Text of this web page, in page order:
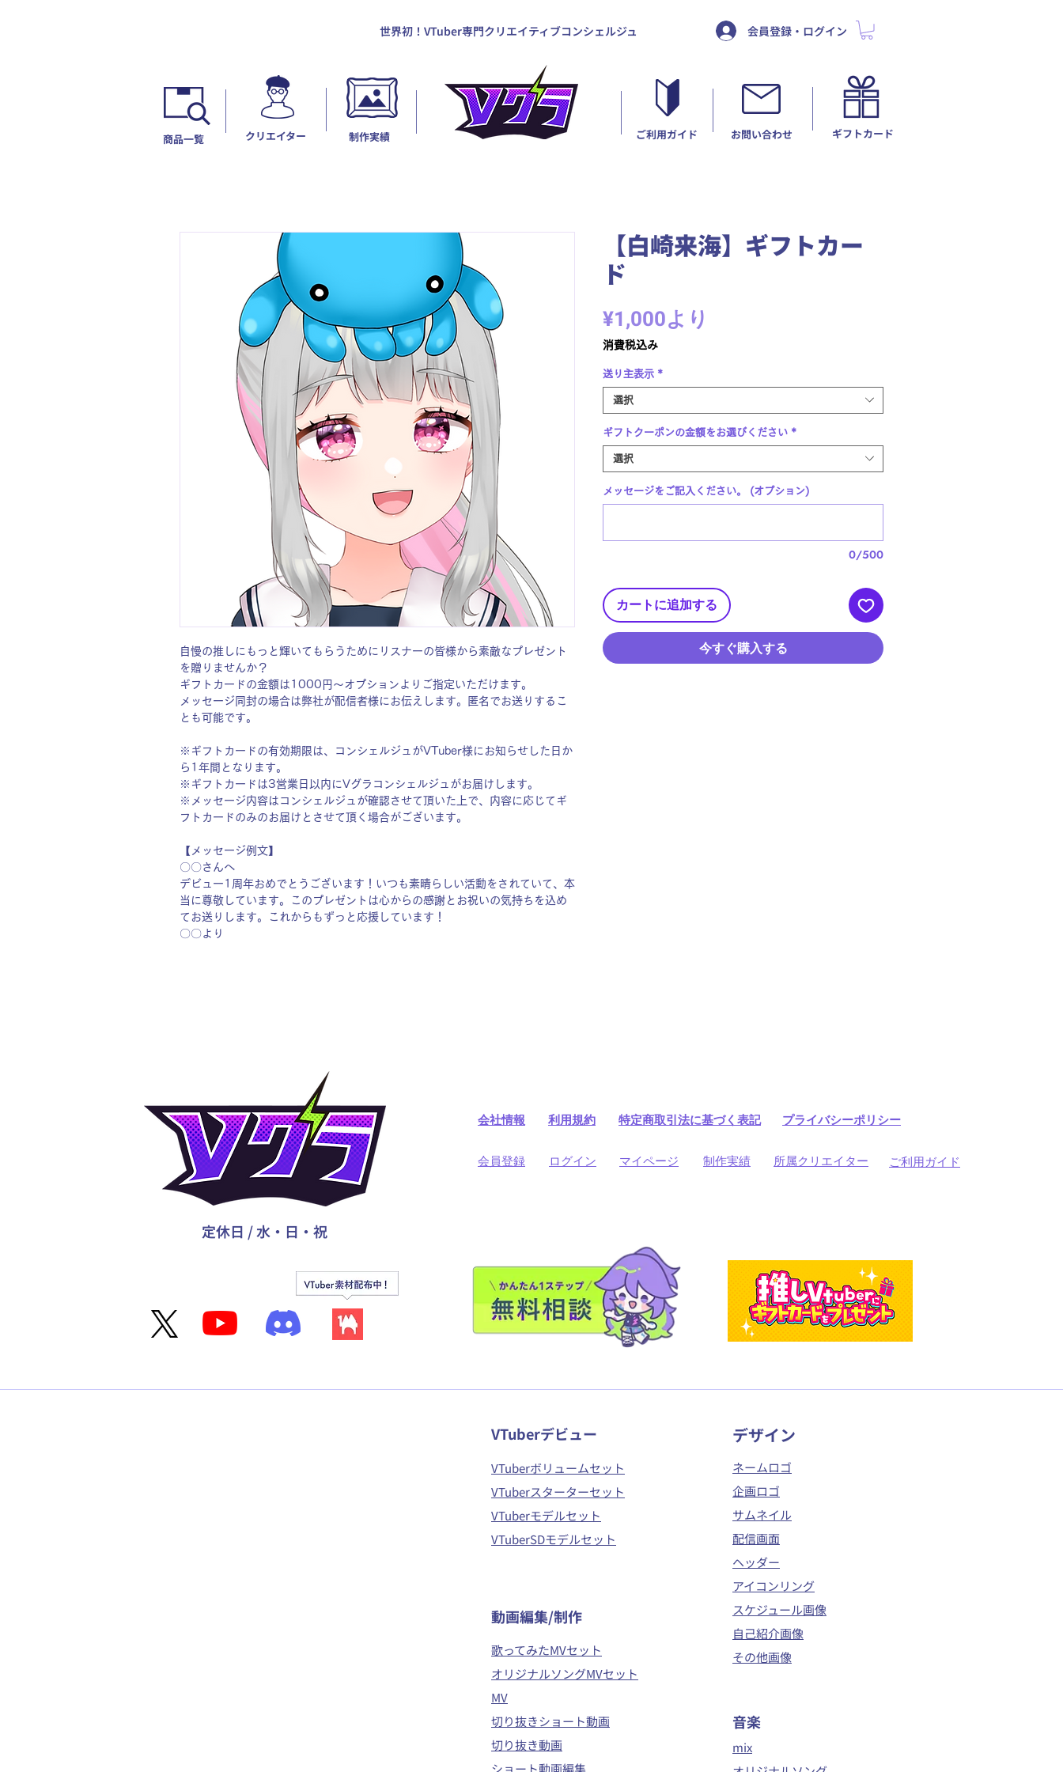
世界初！VTuber専門クリエイティブコンシェルジュ
​商品一覧 ​クリエイター 制作実績 ギフトカード
​お問い合わせ
ご利用ガイド
会員登録・ログイン
自慢の推しにもっと輝いてもらうためにリスナーの皆様から素敵なプレゼント
を贈りませんか？
ギフトカードの金額は1000円〜オプションよりご指定いただけます。
メッセージ同封の場合は弊社が配信者様にお伝えします。匿名でお送りするこ
とも可能です。
※ギフトカードの有効期限は、コンシェルジュがVTuber様にお知らせした日か
ら1年間となります。
※ギフトカードは3営業日以内にVグラコンシェルジュがお届けします。
※メッセージ内容はコンシェルジュが確認させて頂いた上で、内容に応じてギ
フトカードのみのお届けとさせて頂く場合がございます。
【メッセージ例文】
〇〇さんへ
デビュー1周年おめでとうございます！いつも素晴らしい活動をされていて、本
当に尊敬しています。このプレゼントは心からの感謝とお祝いの気持ちを込め
てお送りします。これからもずっと応援しています！
〇〇より
【白崎来海】ギフトカー
ド
¥1,000より
価
格
消費税込み
送り主表示 *
選択
ギフトクーポンの金額をお選びください *
選択
メッセージをご記入ください。 (オプション)
0/500
カートに追加する
今すぐ購入する
会社情報 利用規約 プライバシーポリシー
​特定商取引法に基づく表記
​会員登録 ​ログイン マイページ 制作実績 所属クリエイター ご利用ガイド
定休日 / 水・日・祝
VTuberデビュー
VTuberボリュームセット
VTuberスターターセット
VTuberモデルセット
VTuberSDモデルセット
​動画編集/制作
歌ってみたMVセット
オリジナルソングMVセット
MV
切り抜きショート動画
切り抜き動画
ショート動画編集
​デザイン
ネームロゴ
企画ロゴ
サムネイル
配信画面
ヘッダー
アイコンリング
スケジュール画像
自己紹介画像
その他画像
音楽
mix